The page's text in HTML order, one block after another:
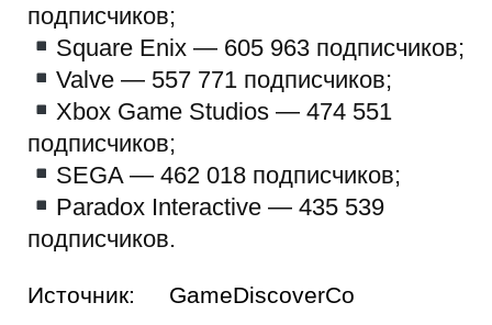
подписчиков;
Square Enix — 605 963 подписчиков;
Valve — 557 771 подписчиков;
Xbox Game Studios — 474 551
подписчиков;
SEGA — 462 018 подписчиков;
Paradox Interactive — 435 539
подписчиков.
Источник: GameDiscoverCo